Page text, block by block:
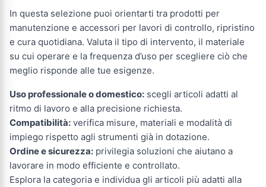
In questa selezione puoi orientarti tra prodotti per
manutenzione e accessori per lavori di controllo, ripristino
e cura quotidiana. Valuta il tipo di intervento, il materiale
su cui operare e la frequenza d’uso per scegliere ciò che
meglio risponde alle tue esigenze.
Uso professionale o domestico: scegli articoli adatti al
ritmo di lavoro e alla precisione richiesta.
Compatibilità: verifica misure, materiali e modalità di
impiego rispetto agli strumenti già in dotazione.
Ordine e sicurezza: privilegia soluzioni che aiutano a
lavorare in modo efficiente e controllato.
Esplora la categoria e individua gli articoli più adatti alla